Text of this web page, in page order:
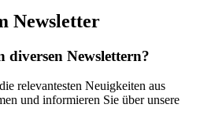
Newsletter
diversen Newslettern?
relevantesten Neuigkeiten aus
und informieren Sie über unsere